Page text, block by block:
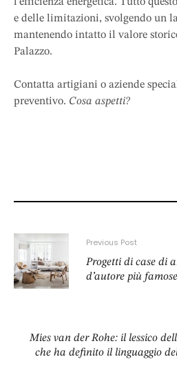
e delle limitazioni, svolgendo un
mantenendo intatto il valore
Palazzo.
Contatta artigiani o aziende
preventivo. Cosa aspetti?
Previous Post
Progetti di case di
d’autore più
Mies van der Rohe: il lessico
che ha definito il linguaggio